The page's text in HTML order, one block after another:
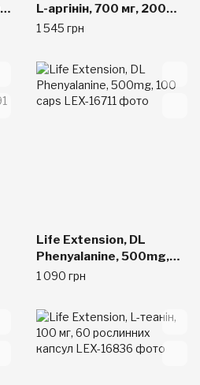
L-аргінін, 700 мг, 200
рослинних капсул
1 545 грн
Life Extension, DL
Phenyalanine, 500mg,
100 caps
1 090 грн